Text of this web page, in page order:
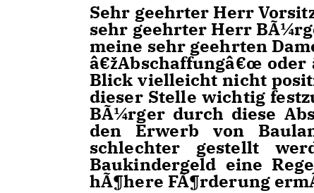
Sehr geehrter Herr
sehr geehrter Herr
meine sehr geehrten
žAbschaffungâ€œ oder
Blick vielleicht nicht
dieser Stelle wichtig
BÃ¼rger durch diese
den Erwerb von
schlechter gestellt
Baukindergeld eine
hÃ¶here FÃ¶rderung